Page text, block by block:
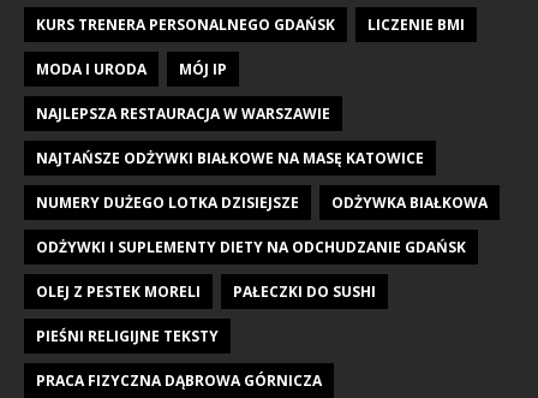
KURS TRENERA PERSONALNEGO GDAŃSK LICZENIE BMI
MODA I URODA MÓJ IP
NAJLEPSZA RESTAURACJA W WARSZAWIE
NAJTAŃSZE ODŻYWKI BIAŁKOWE NA MASĘ KATOWICE
NUMERY DUŻEGO LOTKA DZISIEJSZE ODŻYWKA BIAŁKOWA
ODŻYWKI I SUPLEMENTY DIETY NA ODCHUDZANIE GDAŃSK
OLEJ Z PESTEK MORELI PAŁECZKI DO SUSHI
PIEŚNI RELIGIJNE TEKSTY
PRACA FIZYCZNA DĄBROWA GÓRNICZA